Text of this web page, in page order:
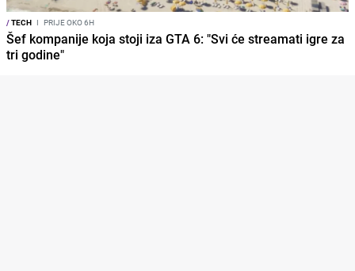
/TECH I PRIJE OKO 6H
Šef kompanije koja stoji iza GTA 6: "Svi će streamati igre za
tri godine"